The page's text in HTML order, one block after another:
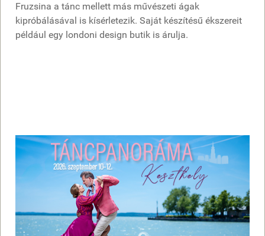
Fruzsina a tánc mellett más művészeti ágak
kipróbálásával is kísérletezik. Saját készítésű ékszereit
például egy londoni design butik is árulja.